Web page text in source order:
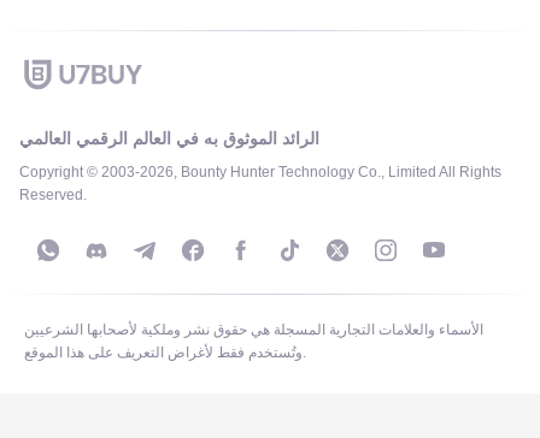
الرائد الموثوق به في العالم الرقمي العالمي
Copyright © 2003-2026, Bounty Hunter Technology Co., Limited All Rights
Reserved.
الأسماء والعلامات التجارية المسجلة هي حقوق نشر وملكية لأصحابها الشرعيين
وتُستخدم فقط لأغراض التعريف على هذا الموقع.